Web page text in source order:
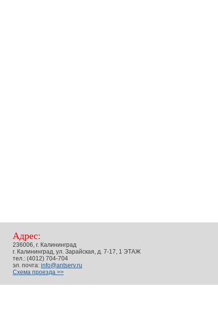
Адрес:
236006, г. Калининград
г. Калининград, ул. Зарайская, д. 7-17, 1 ЭТАЖ
тел.: (4012) 704-704
эл. почта: info@antserv.ru
Схема проезда >>